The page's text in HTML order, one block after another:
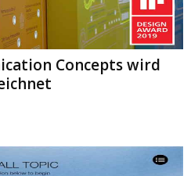
Concepts wird